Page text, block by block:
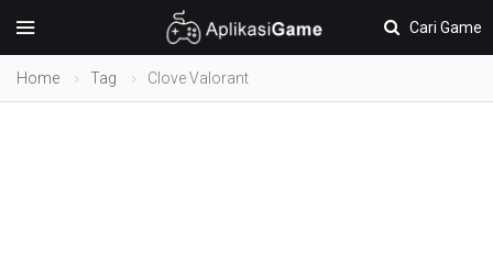
Cari Game
Home Tag Clove Valorant